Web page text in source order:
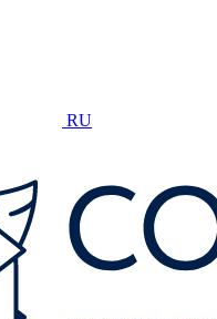
RU